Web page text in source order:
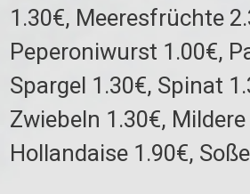
1.30€, Meeresfrüchte
Peperoniwurst 1.00€,
Spargel 1.30€, Spinat
Zwiebeln 1.30€,
Hollandaise 1.90€,